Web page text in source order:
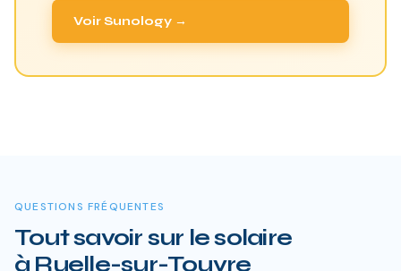
Voir Sunology →
QUESTIONS FRÉQUENTES
Tout savoir sur le solaire
à Ruelle-sur-Touvre